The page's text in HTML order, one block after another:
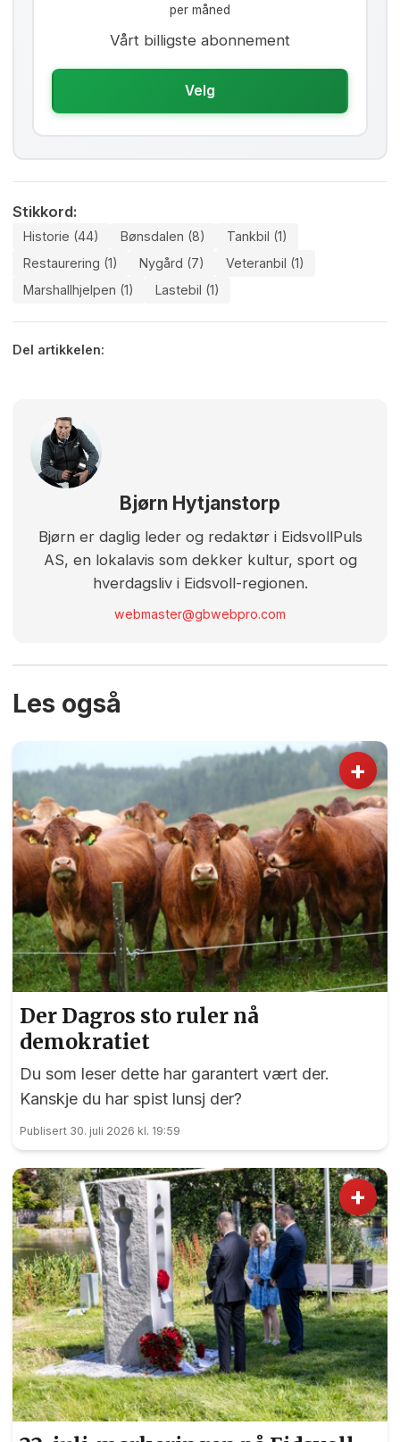
per måned
Vårt billigste abonnement
Velg
Stikkord:
Historie (44) Bønsdalen (8)
Tankbil (1)
Restaurering (1)
Nygård (7)
Veteranbil (1)
Marshallhjelpen (1)
Lastebil (1)
Del artikkelen:
Bjørn Hytjanstorp
Bjørn er daglig leder og redaktør i EidsvollPuls
AS, en lokalavis som dekker kultur, sport og
hverdagsliv i Eidsvoll-regionen.
webmaster@gbwebpro.com
Les også
+
Der Dagros sto ruler nå
demokratiet
Du som leser dette har garantert vært der.
Kanskje du har spist lunsj der?
Publisert 30. juli 2026 kl. 19:59
+